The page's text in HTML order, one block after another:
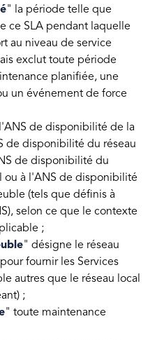
" la période telle que
ce SLA pendant laquelle
au niveau de service
exclut toute période
planifiée, une
un événement de force
de disponibilité de la
de disponibilité du réseau
de disponibilité du
ou à l'ANS de disponibilité
(tels que définis à
selon ce que le contexte
;
" désigne le réseau
fournir les Services
autres que le réseau local
;
" toute maintenance